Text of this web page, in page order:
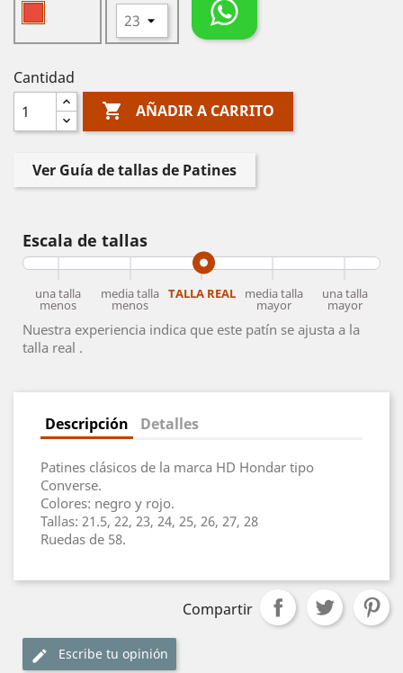
Cantidad
 AÑADIR A CARRITO
Ver Guía de tallas de Patines
Escala de tallas
una talla
menos
media talla
menos
TALLA REAL media talla
mayor
una talla
mayor
Nuestra experiencia indica que este patín se ajusta a la
talla real .
Descripción Detalles
Patines clásicos de la marca HD Hondar tipo
Converse.
Colores: negro y rojo.
Tallas: 21.5, 22, 23, 24, 25, 26, 27, 28
Ruedas de 58.
Compartir
Escribe tu opinión